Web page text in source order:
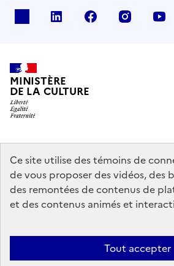
Ce site utilise des témoins de
de vous proposer des vidéos, des
des remontées de contenus de
et des contenus animés et
Tout accepter
linkedin facebook
MINISTÈRE
DE LA CULTURE
data.gouv.fr legifrance.gouv.fr
service-public.gouv.fr
Mentions légales Accessibilité :
d’utilisation des témoins de connexion (cookies)